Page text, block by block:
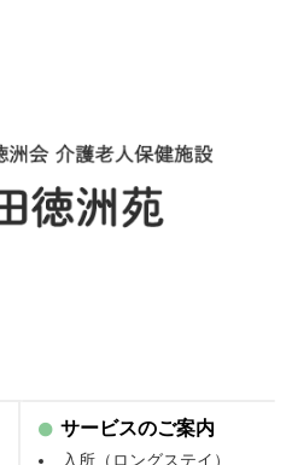
サービスのご案内
入所（ロングステイ）